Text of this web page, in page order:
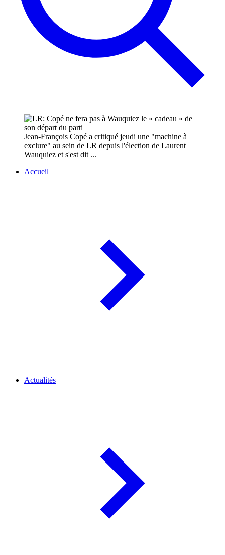
Jean-François Copé a critiqué jeudi une "machine à
exclure" au sein de LR depuis l'élection de Laurent
Wauquiez et s'est dit ...
Accueil
Actualités